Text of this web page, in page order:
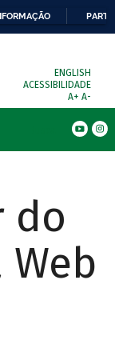
ENGLISH
ACESSIBILIDADE
A+ A-
do